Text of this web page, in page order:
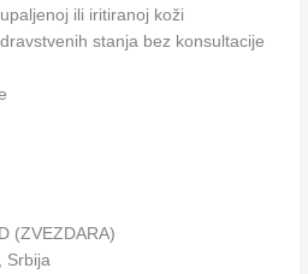
ili iritiranoj koži
stanja bez konsultacije
(ZVEZDARA)
Srbija